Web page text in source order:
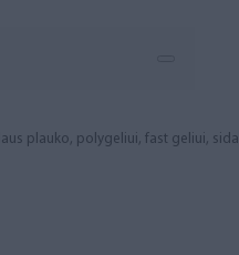
plauko, polygeliui, fast geliui,